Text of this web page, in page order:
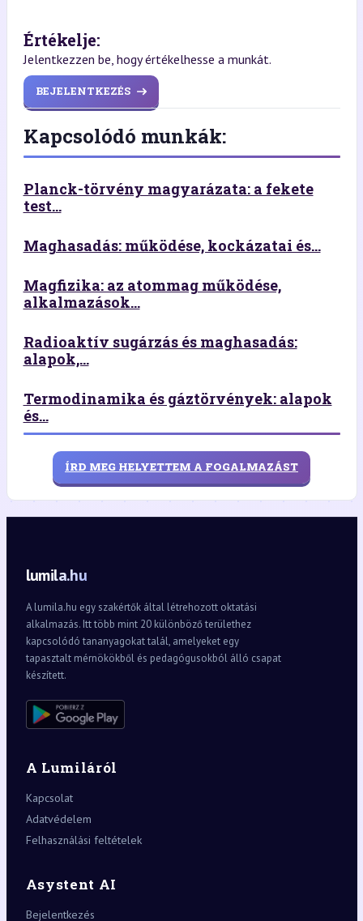
Értékelje:
Jelentkezzen be, hogy értékelhesse a munkát.
BEJELENTKEZÉS
Kapcsolódó munkák:
Planck-törvény magyarázata: a fekete
test...
Maghasadás: működése, kockázatai és...
Magfizika: az atommag működése,
alkalmazások...
Radioaktív sugárzás és maghasadás:
alapok,...
Termodinamika és gáztörvények: alapok
és...
ÍRD MEG HELYETTEM A FOGALMAZÁST
lumila.hu
A lumila.hu egy szakértők által létrehozott oktatási
alkalmazás. Itt több mint 20 különböző területhez
kapcsolódó tananyagokat talál, amelyeket egy
tapasztalt mérnökökből és pedagógusokból álló csapat
készített.
A Lumiláról
Kapcsolat
Adatvédelem
Felhasználási feltételek
Asystent AI
Bejelentkezés